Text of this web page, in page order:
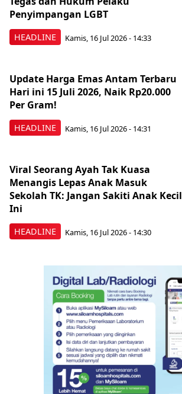
HEADLINE
Penyimpangan LGBT
Kamis, 16 Jul 2026 - 14:33
HEADLINE
Update Harga Emas Antam Terbaru
Hari ini 15 Juli 2026, Naik Rp20.000
Per Gram!
Kamis, 16 Jul 2026 - 14:31
HEADLINE
Viral Seorang Ayah Tak Kuasa
Menangis Lepas Anak Masuk
Sekolah TK: Jangan Sakiti Anak Kecil
Ini
Kamis, 16 Jul 2026 - 14:30